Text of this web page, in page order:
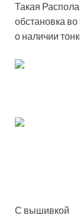
Такая
обстановка
о наличии
С вышивкой